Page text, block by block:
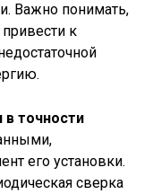
Важно понимать,
к
в точности
его установки.
сверка